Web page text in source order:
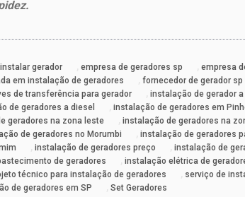
gerador ,empresa de geradores sp ,empresa
em instalação de geradores ,fornecedor de gerador sp
de transferência para gerador ,instalação de gerador a
de geradores a diesel ,instalação de geradores em
geradores na zona leste ,instalação de geradores na
de geradores no Morumbi ,instalação de geradores
,instalação de geradores preço ,instalação de
de geradores ,instalação elétrica de
técnico para instalação de geradores serviço de
de geradores em SP ,Set Geradores